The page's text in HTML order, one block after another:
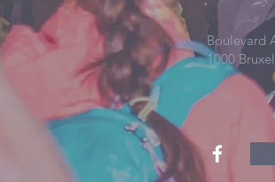
Boulevard
1000